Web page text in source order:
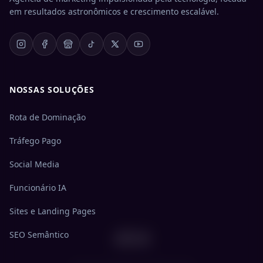
em resultados astronômicos e crescimento escalável.
NOSSAS SOLUÇÕES
Rota de Dominação
Tráfego Pago
Social Media
Funcionário IA
Sites e Landing Pages
SEO Semântico